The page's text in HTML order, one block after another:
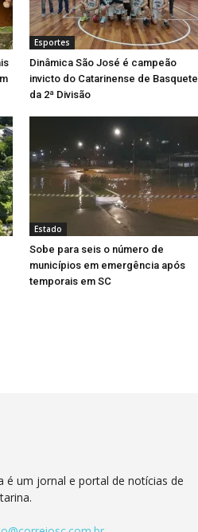
Esportes
Dinâmica São José é campeão
invicto do Catarinense de Basquete
da 2ª Divisão
Estado
Sobe para seis o número de
municípios em emergência após
temporais em SC
é um jornal e portal de notícias de